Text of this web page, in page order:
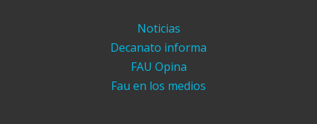
Noticias
Decanato informa
FAU Opina
Fau en los medios